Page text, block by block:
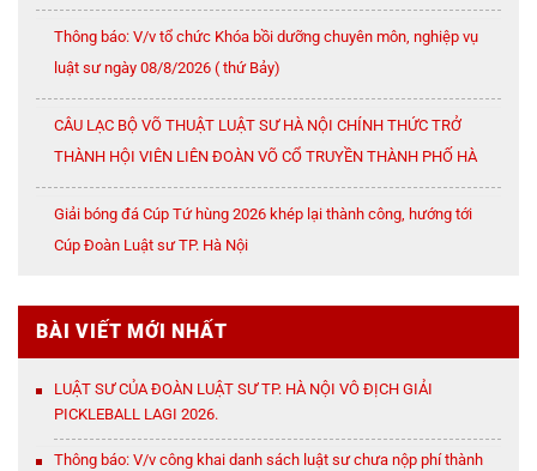
Oanh
Thông báo: V/v tổ chức Khóa bồi dưỡng chuyên môn, nghiệp vụ
luật sư ngày 08/8/2026 ( thứ Bảy)
CÂU LẠC BỘ VÕ THUẬT LUẬT SƯ HÀ NỘI CHÍNH THỨC TRỞ
THÀNH HỘI VIÊN LIÊN ĐOÀN VÕ CỔ TRUYỀN THÀNH PHỐ HÀ
NỘI
Giải bóng đá Cúp Tứ hùng 2026 khép lại thành công, hướng tới
Cúp Đoàn Luật sư TP. Hà Nội
BÀI VIẾT MỚI NHẤT
LUẬT SƯ CỦA ĐOÀN LUẬT SƯ TP. HÀ NỘI VÔ ĐỊCH GIẢI
PICKLEBALL LAGI 2026.
Thông báo: V/v công khai danh sách luật sư chưa nộp phí thành